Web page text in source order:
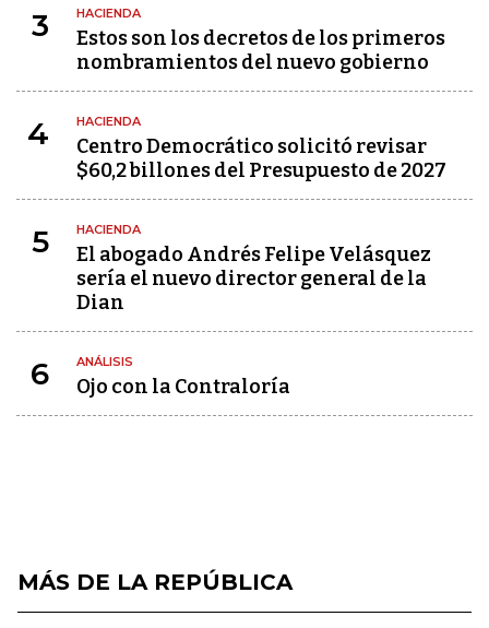
3 HACIENDA
Estos son los decretos de los primeros
nombramientos del nuevo gobierno
4 HACIENDA
Centro Democrático solicitó revisar
$60,2 billones del Presupuesto de 2027
5 HACIENDA
El abogado Andrés Felipe Velásquez
sería el nuevo director general de la
Dian
6 ANÁLISIS
Ojo con la Contraloría
MÁS DE LA REPÚBLICA